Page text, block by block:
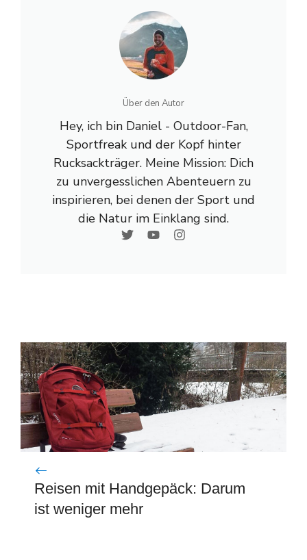
Über den Autor
Hey, ich bin Daniel - Outdoor-Fan,
Sportfreak und der Kopf hinter
Rucksackträger. Meine Mission: Dich
zu unvergesslichen Abenteuern zu
inspirieren, bei denen der Sport und
die Natur im Einklang sind.
Reisen mit Handgepäck: Darum
ist weniger mehr